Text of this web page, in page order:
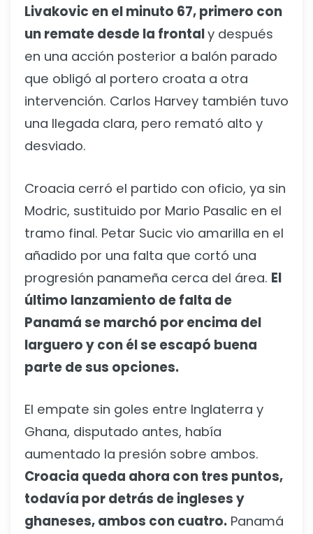
Livakovic en el minuto 67, primero con
un remate desde la frontaly después
en una acción posterior a balón parado
que obligó al portero croata a otra
intervención. Carlos Harvey también tuvo
una llegada clara, pero remató alto y
desviado.
Croacia cerró el partido con oficio, ya sin
Modric, sustituido por Mario Pasalic en el
tramo final. Petar Sucic vio amarilla en el
añadido por una falta que cortó una
progresión panameña cerca del área. El
último lanzamiento de falta de
Panamá se marchó por encima del
larguero y con él se escapó buena
parte de sus opciones.
El empate sin goles entre Inglaterra y
Ghana, disputado antes, había
aumentado la presión sobre ambos.
Croacia queda ahora con tres puntos,
todavía por detrás de ingleses y
ghaneses, ambos con cuatro. Panamá